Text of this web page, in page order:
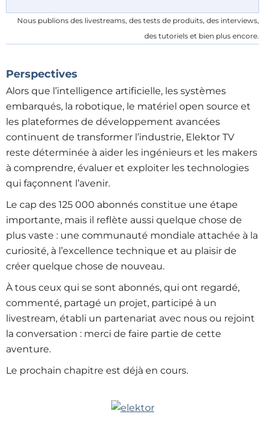
Nous publions des livestreams, des tests de produits, des interviews,
des tutoriels et bien plus encore.
Perspectives
Alors que l’intelligence artificielle, les systèmes
embarqués, la robotique, le matériel open source et
les plateformes de développement avancées
continuent de transformer l’industrie, Elektor TV
reste déterminée à aider les ingénieurs et les makers
à comprendre, évaluer et exploiter les technologies
qui façonnent l’avenir.
Le cap des 125 000 abonnés constitue une étape
importante, mais il reflète aussi quelque chose de
plus vaste : une communauté mondiale attachée à la
curiosité, à l’excellence technique et au plaisir de
créer quelque chose de nouveau.
À tous ceux qui se sont abonnés, qui ont regardé,
commenté, partagé un projet, participé à un
livestream, établi un partenariat avec nous ou rejoint
la conversation : merci de faire partie de cette
aventure.
Le prochain chapitre est déjà en cours.